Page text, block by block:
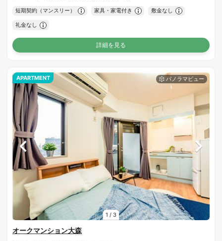
短期契約（マンスリー） 家具・家電付き 敷金なし
礼金なし
詳細を見る
1 / 3
APARTMENT
オークマンション大森